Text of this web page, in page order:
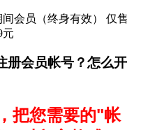
册会员帐号？怎么开
把您需要的"帐